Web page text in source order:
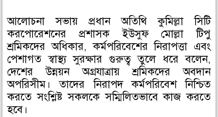
আলোচনা সভায় প্রধান অতিথি কুমিল্লা সিটি
করপোরেশনের প্রশাসক ইউসুফ মোল্লা টিপু
শ্রমিকদের অধিকার, কর্মপরিবেশের নিরাপত্তা এবং
পেশাগত স্বাস্থ্য সুরক্ষার গুরুত্ব তুলে ধরে বলেন,
দেশের উন্নয়ন অগ্রযাত্রায় শ্রমিকদের অবদান
অপরিসীম। তাদের নিরাপদ কর্মপরিবেশ নিশ্চিত
করতে সংশ্লিষ্ট সকলকে সম্মিলিতভাবে কাজ করতে
হবে।